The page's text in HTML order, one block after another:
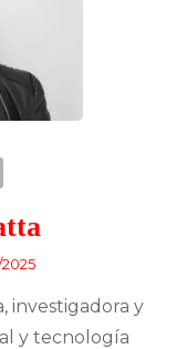
investigadora y
y tecnología